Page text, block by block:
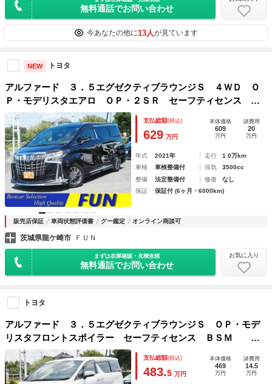
無料通話でお問い合わせ
今あなたの他に13人が見ています
NEW トヨタ
アルファード ３．５エグゼクティブラウンジＳ ４ＷＤ Ｏ
Ｐ・モデリスタエアロ ＯＰ・２ＳＲ セーフティセンス Ｂ
ＳＭ／ＰＫＳＢ Ｄインナーミラー ＪＢＬ メーカーナビ＆
リヤエンタメ＆全周囲＆ＩＰＡ２ 両自動 Ｐバックドア 黒
革 ＯＰ・スペアタイヤ
支払総額(税込)
629 万円
本体価格
609
万円
諸費用
20
万円
年式 2021年 走行
1.0万km
車検
車検整備付 排気
3500cc
整備
法定整備付 修復
なし
保証
保証付 (6ヶ月・6000km)
販売店保証 車両状態評価書 グー鑑定 オンライン商談可
茨城県龍ケ崎市 ＦＵＮ
まずは在庫確認・見積依頼
無料通話でお問い合わせ
お気に入り
トヨタ
アルファード ３．５エグゼクティブラウンジＳ ＯＰ・モデ
リスタフロントスポイラー セーフティセンス ＢＳＭ Ｄ
インナーミラー ＪＢＬ メーカーナビ＆リヤエンタメ＆全周
囲 両自動 Ｐバックドア 黒ナッパ革シート ＯＰ・置クダ
ケ充電
支払総額(税込)
483.5 万円
本体価格
469
万円
諸費用
14.5
万円